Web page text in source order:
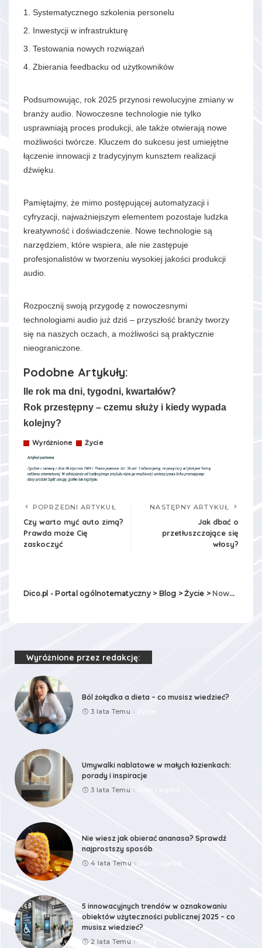
Systematycznego szkolenia personelu
Inwestycji w infrastrukturę
Testowania nowych rozwiązań
Zbierania feedbacku od użytkowników
Podsumowując, rok 2025 przynosi rewolucyjne zmiany w
branży audio. Nowoczesne technologie nie tylko
usprawniają proces produkcji, ale także otwierają nowe
możliwości twórcze. Kluczem do sukcesu jest umiejętne
łączenie innowacji z tradycyjnym kunsztem realizacji
dźwięku.
Pamiętajmy, że mimo postępującej automatyzacji i
cyfryzacji, najważniejszym elementem pozostaje ludzka
kreatywność i doświadczenie. Nowe technologie są
narzędziem, które wspiera, ale nie zastępuje
profesjonalistów w tworzeniu wysokiej jakości produkcji
audio.
Rozpocznij swoją przygodę z nowoczesnymi
technologiami audio już dziś – przyszłość branży tworzy
się na naszych oczach, a możliwości są praktycznie
nieograniczone.
Podobne Artykuły:
Ile rok ma dni, tygodni, kwartałów?
Rok przestępny – czemu służy i kiedy wypada
kolejny?
Wyróżnione Życie
POPRZEDNI ARTYKUŁ
Czy warto myć auto zimą?
Prawda może Cię
zaskoczyć
NASTĘPNY ARTYKUŁ
Jak dbać o
przetłuszczające się
włosy?
Dico.pl - Portal ogólnotematyczny> Blog >Życie > Nowoczesne rozwiązania w branży audio – trendy i technologie 2025
Wyróżnione przez redakcję:
Ból żołądka a dieta – co musisz wiedzieć?
3 lata Temu
Umywalki nablatowe w małych łazienkach:
porady i inspiracje
3 lata Temu
Nie wiesz jak obierać ananasa? Sprawdź
najprostszy sposób
4 lata Temu
5 innowacyjnych trendów w oznakowaniu
obiektów użyteczności publicznej 2025 – co
musisz wiedzieć?
2 lata Temu Życie